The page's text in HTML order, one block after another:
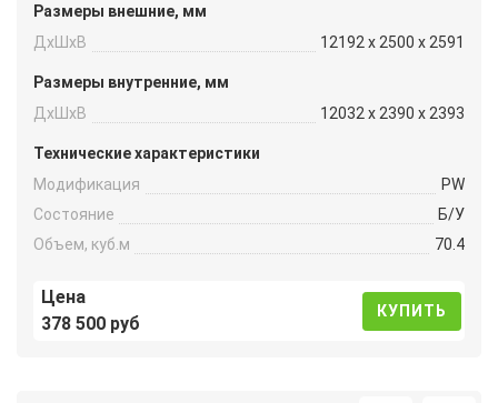
Размеры внешние, мм
ДxШxВ
12192 x 2500 x 2591
Размеры внутренние, мм
ДxШxВ
12032 x 2390 x 2393
Технические характеристики
Модификация
PW
Состояние
Б/У
Объем, куб.м
70.4
Цена
378 500 руб
КУПИТЬ